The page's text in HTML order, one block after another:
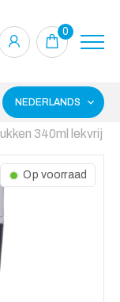
0
NEDERLANDS
340ml lekvrij
Op voorraad